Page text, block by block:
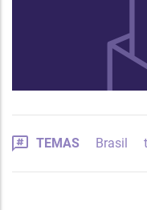
TEMAS Brasil